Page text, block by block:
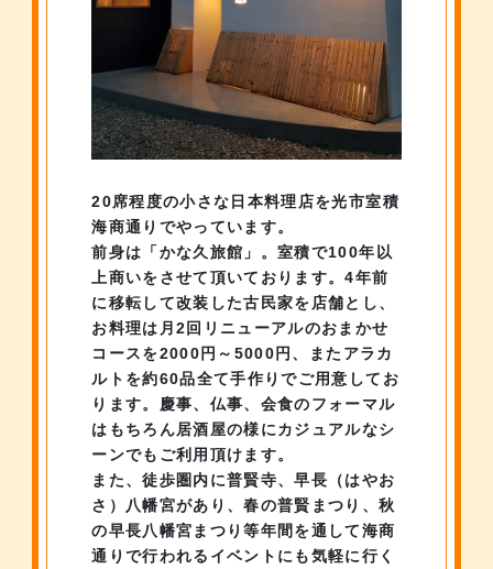
20席程度の小さな日本料理店を光市室積
海商通りでやっています。
前身は「かな久旅館」。室積で100年以
上商いをさせて頂いております。4年前
に移転して改装した古民家を店舗とし、
お料理は月2回リニューアルのおまかせ
コースを2000円～5000円、
またアラカ
ルトを約60品全て手作りでご用意してお
ります。 慶事、仏事、会食のフォーマル
はもちろん居酒屋の様にカジュアルなシ
ーンでもご利用頂けます。
また、徒歩圏内に普賢寺、早長（はやお
さ）八幡宮があり、春の普賢まつり、秋
の早長八幡宮まつり等年間を通して海商
通りで行われるイベントにも 気軽に行く